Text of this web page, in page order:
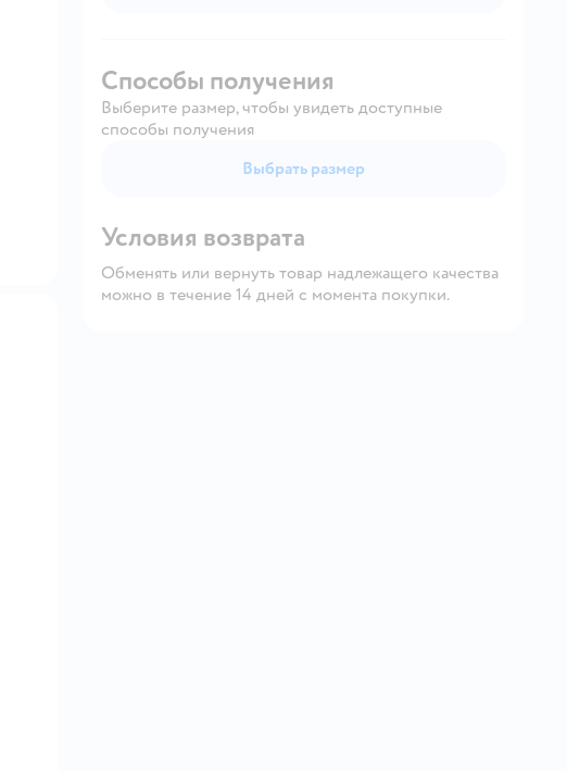
Способы получения
Выберите размер, чтобы увидеть доступные
способы получения
Выбрать размер
Условия возврата
Обменять или вернуть товар надлежащего качества
можно в течение 14 дней с момента покупки.